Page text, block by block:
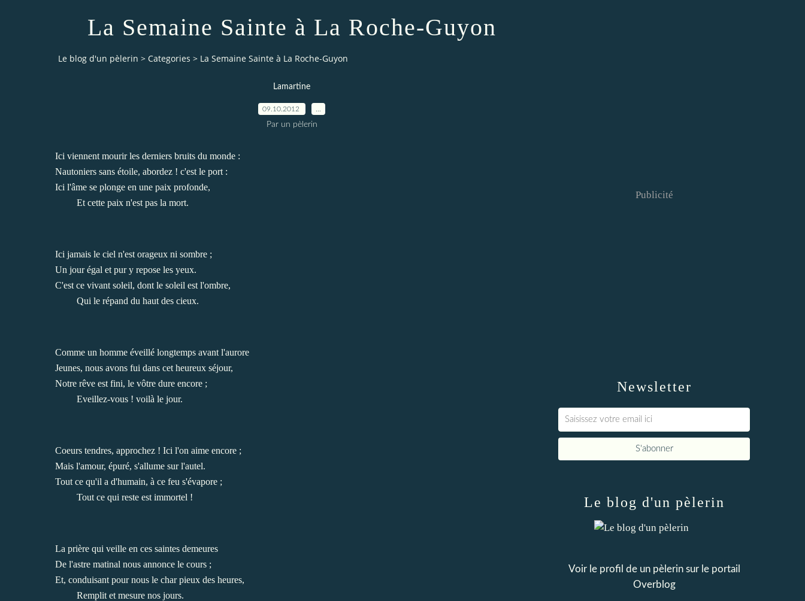
La Semaine Sainte à La Roche-Guyon
Le blog d'un pèlerin > Categories > La Semaine Sainte à La Roche-Guyon
Lamartine
09.10.2012
Par un pèlerin
Ici viennent mourir les derniers bruits du monde :
Nautoniers sans étoile, abordez ! c'est le port :
Ici l'âme se plonge en une paix profonde,
Et cette paix n'est pas la mort.
Ici jamais le ciel n'est orageux ni sombre ;
Un jour égal et pur y repose les yeux.
C'est ce vivant soleil, dont le soleil est l'ombre,
Qui le répand du haut des cieux.
Comme un homme éveillé longtemps avant l'aurore
Jeunes, nous avons fui dans cet heureux séjour,
Notre rêve est fini, le vôtre dure encore ;
Eveillez-vous ! voilà le jour.
Coeurs tendres, approchez ! Ici l'on aime encore ;
Mais l'amour, épuré, s'allume sur l'autel.
Tout ce qu'il a d'humain, à ce feu s'évapore ;
Tout ce qui reste est immortel !
La prière qui veille en ces saintes demeures
De l'astre matinal nous annonce le cours ;
Et, conduisant pour nous le char pieux des heures,
Remplit et mesure nos jours.
Newsletter
Publicité
Le blog d'un pèlerin
Voir le profil de un pèlerinsur le portail
Overblog